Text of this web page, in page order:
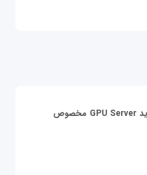
قیمت سرور گرافیکی | خرید GPU Server مخصوص